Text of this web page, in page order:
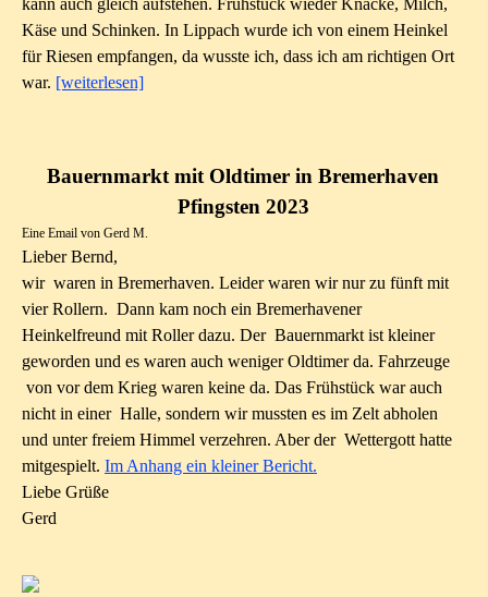
kann auch gleich aufstehen. Frühstück wieder Knäcke, Milch,
Käse und Schinken. In Lippach wurde ich von einem Heinkel
für Riesen empfangen, da wusste ich, dass ich am richtigen Ort
war. [weiterlesen]
Bauernmarkt mit Oldtimer in Bremerhaven
Pfingsten 2023
Eine Email von Gerd M.
Lieber Bernd,
wir waren in Bremerhaven. Leider waren wir nur zu fünft mit
vier Rollern. Dann kam noch ein Bremerhavener
Heinkelfreund mit Roller dazu. Der Bauernmarkt ist kleiner
geworden und es waren auch weniger Oldtimer da. Fahrzeuge
von vor dem Krieg waren keine da. Das Frühstück war auch
nicht in einer Halle, sondern wir mussten es im Zelt abholen
und unter freiem Himmel verzehren. Aber der Wettergott hatte
mitgespielt. Im Anhang ein kleiner Bericht.
Liebe Grüße
Gerd